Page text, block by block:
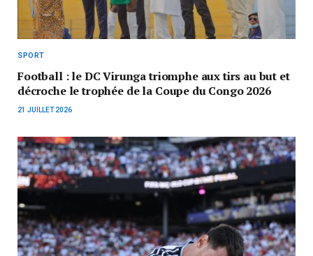
SPORT
Football : le DC Virunga triomphe aux tirs au but et
décroche le trophée de la Coupe du Congo 2026
21 JUILLET 2026